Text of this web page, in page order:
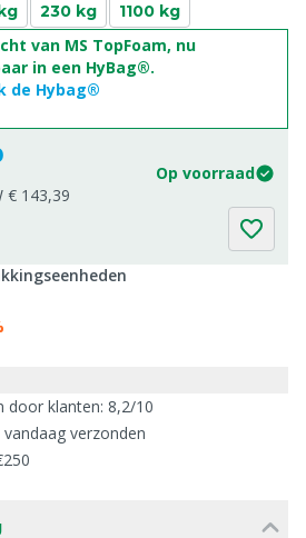
230 kg 1100 kg
van MS TopFoam, nu
in een HyBag®.
de Hybag®
Op voorraad
€ 143,39
door klanten: 8,2/10
verzonden